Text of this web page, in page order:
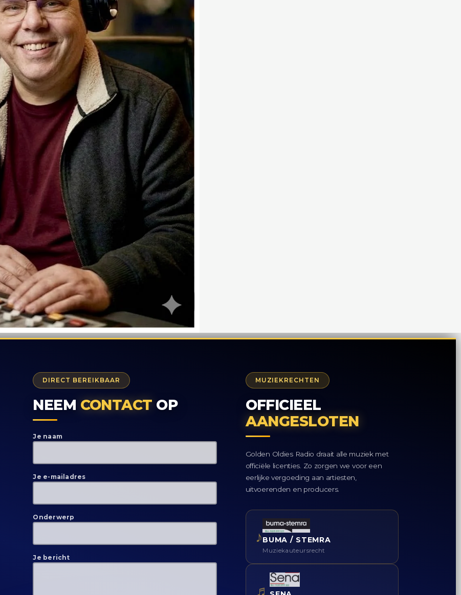
DIRECT BEREIKBAAR
NEEM CONTACT OP
Je naam
Je e-mailadres
Onderwerp
Je bericht
MUZIEKRECHTEN
OFFICIEEL
AANGESLOTEN
Golden Oldies Radio draait alle muziek met
officiële licenties. Zo zorgen we voor een
eerlijke vergoeding aan artiesten,
uitvoerenden en producers.
♪BUMA / STEMRA
Muziekauteursrecht
♬